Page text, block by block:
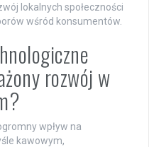
lokalnych społeczności
wśród konsumentów.
rozwój w
wpływ na
kawowym,